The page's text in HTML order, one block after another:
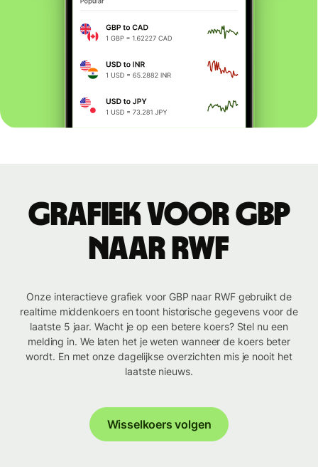
Grafiek voor GBP
naar RWF
Onze interactieve grafiek voor GBP naar RWF gebruikt de
realtime middenkoers en toont historische gegevens voor de
laatste 5 jaar. Wacht je op een betere koers? Stel nu een
melding in. We laten het je weten wanneer de koers beter
wordt. En met onze dagelijkse overzichten mis je nooit het
laatste nieuws.
Wisselkoers volgen